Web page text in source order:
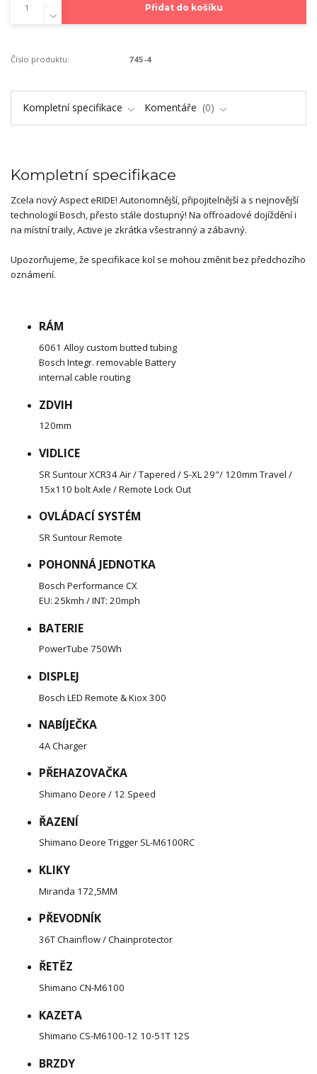
Přidat do košíku
Číslo produktu: 745-4
Kompletní specifikace Komentáře 0
Kompletní specifikace
Zcela nový Aspect eRIDE! Autonomnější, připojitelnější a s nejnovější
technologií Bosch, přesto stále dostupný! Na offroadové dojíždění i
na místní traily, Active je zkrátka všestranný a zábavný.
Upozorňujeme, že specifikace kol se mohou změnit bez předchozího
oznámení.
RÁM
6061 Alloy custom butted tubing
Bosch Integr. removable Battery
internal cable routing
ZDVIH
120mm
VIDLICE
SR Suntour XCR34 Air / Tapered / S-XL 29"/ 120mm Travel /
15x110 bolt Axle / Remote Lock Out
OVLÁDACÍ SYSTÉM
SR Suntour Remote
POHONNÁ JEDNOTKA
Bosch Performance CX
EU: 25kmh / INT: 20mph
BATERIE
PowerTube 750Wh
DISPLEJ
Bosch LED Remote & Kiox 300
NABÍJEČKA
4A Charger
PŘEHAZOVAČKA
Shimano Deore / 12 Speed
ŘAZENÍ
Shimano Deore Trigger SL-M6100RC
KLIKY
Miranda 172,5MM
PŘEVODNÍK
36T Chainflow / Chainprotector
ŘETĚZ
Shimano CN-M6100
KAZETA
Shimano CS-M6100-12 10-51T 12S
BRZDY